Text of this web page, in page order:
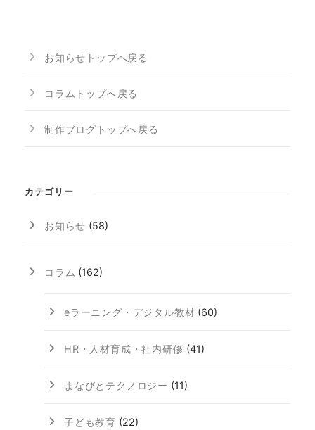
お知らせトップへ戻る
コラムトップへ戻る
制作ブログトップへ戻る
カテゴリー
お知らせ (58)
コラム (162)
eラーニング・デジタル教材 (60)
HR・人材育成・社内研修 (41)
まなびとテクノロジー (11)
子ども教育 (22)